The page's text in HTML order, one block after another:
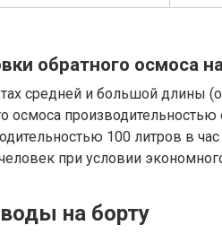
обратного осмоса
средней и большой длины
осмоса
100 литров в
при условии
на борту